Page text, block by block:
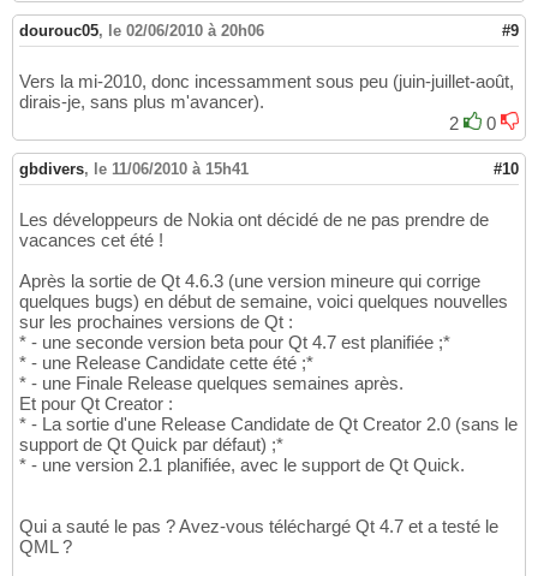
dourouc05, le 02/06/2010 à 20h06 #9
Vers la mi-2010, donc incessamment sous peu (juin-juillet-août,
dirais-je, sans plus m'avancer).
2
0
gbdivers, le 11/06/2010 à 15h41 #10
Les développeurs de Nokia ont décidé de ne pas prendre de
vacances cet été !
Après la sortie de Qt 4.6.3 (une version mineure qui corrige
quelques bugs) en début de semaine, voici quelques nouvelles
sur les prochaines versions de Qt :
* - une seconde version beta pour Qt 4.7 est planifiée ;*
* - une Release Candidate cette été ;*
* - une Finale Release quelques semaines après.
Et pour Qt Creator :
* - La sortie d'une Release Candidate de Qt Creator 2.0 (sans le
support de Qt Quick par défaut) ;*
* - une version 2.1 planifiée, avec le support de Qt Quick.
Qui a sauté le pas ? Avez-vous téléchargé Qt 4.7 et a testé le
QML ?